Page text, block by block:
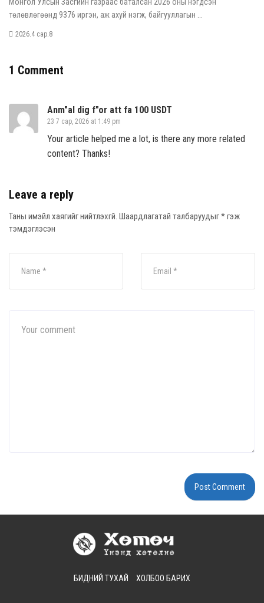
төлөвлөгөөнд 9376 иргэн, аж ахуй нэгж, байгууллагын ...
2026.4 сар.8
1 Comment
Anm"al dig f"or att fa 100 USDT
23 7 сар, 2026 at 1:49 pm
Your article helped me a lot, is there any more related
content? Thanks!
Leave a reply
Таны имэйл хаягийг нийтлэхгүй. Шаардлагатай талбаруудыг*гэж
тэмдэглэсэн
БИДНИЙ ТУХАЙ ХОЛБОО БАРИХ